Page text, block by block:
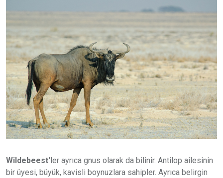
Wildebeest' ler ayrıca gnus olarak da bilinir. Antilop ailesinin
bir üyesi, büyük, kavisli boynuzlara sahipler. Ayrıca belirgin